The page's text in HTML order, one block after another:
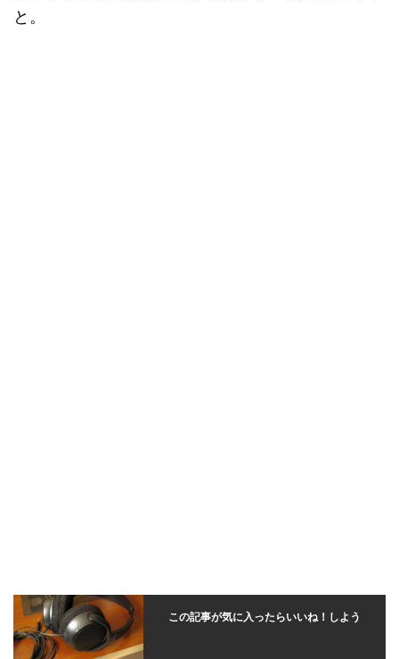
と。
この記事が気に入ったらいいね！しよう